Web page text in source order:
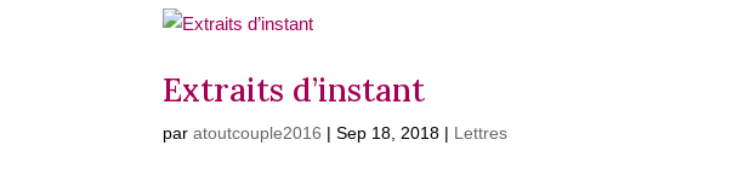
Extraits d’instant
paratoutcouple2016 |Sep 18, 2018 | Lettres